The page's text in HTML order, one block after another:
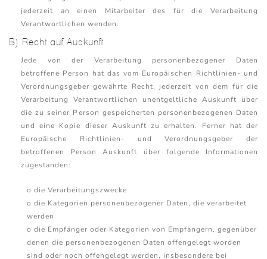
jederzeit an einen Mitarbeiter des für die Verarbeitung
Verantwortlichen wenden.
B) Recht auf Auskunft
Jede von der Verarbeitung personenbezogener Daten
betroffene Person hat das vom Europäischen Richtlinien- und
Verordnungsgeber gewährte Recht, jederzeit von dem für die
Verarbeitung Verantwortlichen unentgeltliche Auskunft über
die zu seiner Person gespeicherten personenbezogenen Daten
und eine Kopie dieser Auskunft zu erhalten. Ferner hat der
Europäische Richtlinien- und Verordnungsgeber der
betroffenen Person Auskunft über folgende Informationen
zugestanden:
o die Verarbeitungszwecke
o die Kategorien personenbezogener Daten, die verarbeitet
werden
o die Empfänger oder Kategorien von Empfängern, gegenüber
denen die personenbezogenen Daten offengelegt worden
sind oder noch offengelegt werden, insbesondere bei